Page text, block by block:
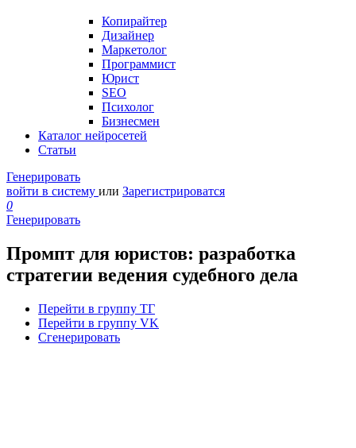
Копирайтер
Дизайнер
Маркетолог
Программист
Юрист
SEO
Психолог
Бизнесмен
Каталог нейросетей
Статьи
Генерировать
войти в систему или Зарегистрироватся
0
Генерировать
Промпт для юристов: разработка
стратегии ведения судебного дела
Перейти в группу ТГ
Перейти в группу VK
Сгенерировать